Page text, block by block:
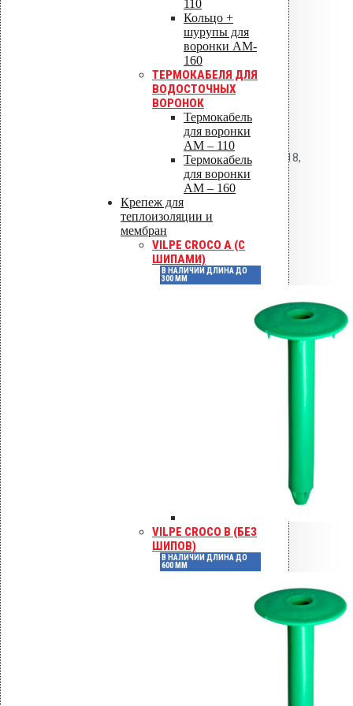
110
Кольцо +
шурупы для
воронки AM-
160
ТЕРМОКАБЕЛЯ ДЛЯ
ВОДОСТОЧНЫХ
ВОРОНОК
Термокабель
для воронки
AM – 110
Термокабель
для воронки
AM – 160
Крепеж для
теплоизоляции и
мембран
VILPE CROCO A (С
ШИПАМИ)
В НАЛИЧИИ ДЛИНА ДО
300 ММ
VILPE CROCO B (БЕЗ
ШИПОВ)
В НАЛИЧИИ ДЛИНА ДО
600 ММ
используется насадка 2 X TORX.
Требуется предварительное
засверливание сверлом 5 мм.
Нормативные
документы
ГОСТ 33762-2016, СП 63.13330.2018,
ГОСТ Р 58881-2020.
Детали
Артикул 672050
Отзывы
Будьте первым, кто оставил
TX 25 – 6.3 x 50 для Croco A/B